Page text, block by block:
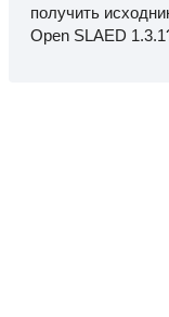
получить
Open SLAED